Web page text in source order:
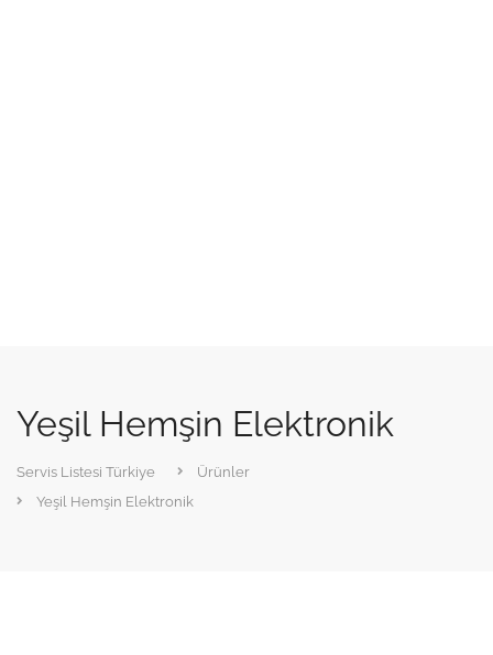
Yeşil Hemşin Elektronik
Servis Listesi Türkiye
Ürünler
Yeşil Hemşin Elektronik